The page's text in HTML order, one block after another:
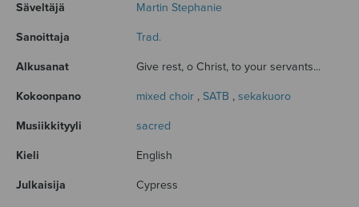
Säveltäjä Martin Stephanie
Sanoittaja Trad.
Alkusanat Give rest, o Christ, to your servants...
Kokoonpano mixed choir , SATB , sekakuoro
Musiikkityyli sacred
Kieli English
Julkaisija Cypress